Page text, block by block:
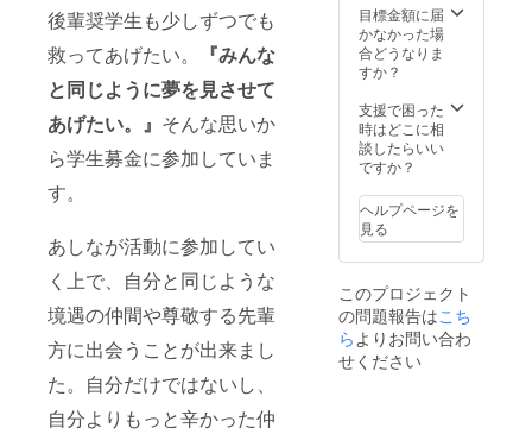
後輩奨学生も少しずつでも
救ってあげたい。
『みんな
と同じように夢を見させて
あげたい。』 そんな思いか
ら学生募金に参加していま
す。
あしなが活動に参加してい
く上で、自分と同じような
境遇の仲間や尊敬する先輩
方に出会うことが出来まし
た。自分だけではないし、
自分よりもっと辛かった仲
目標金額に届
かなかった場
合どうなりま
すか？
支援で困った
時はどこに相
談したらいい
ですか？
ヘルプページを
見る
このプロジェクト
の問題報告はこち
ら よりお問い合わ
せください